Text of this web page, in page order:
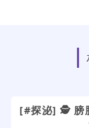
[#探泌] 🕵️ 膀